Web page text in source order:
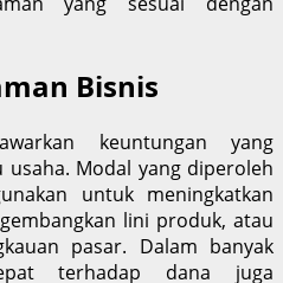
Bisnis
keuntungan yang
Modal yang diperoleh
untuk meningkatkan
lini produk, atau
pasar. Dalam banyak
terhadap dana juga